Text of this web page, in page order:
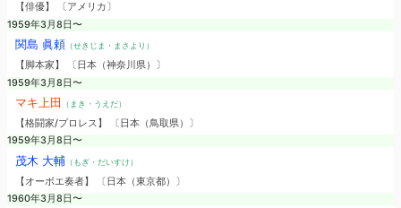
【俳優】 〔アメリカ〕
1959年3月8日〜
関島 眞頼 （せきじま・まさより）
【脚本家】 〔日本（神奈川県）〕
1959年3月8日〜
マキ上田 （まき・うえだ）
【格闘家/プロレス】 〔日本（鳥取県）〕
1959年3月8日〜
茂木 大輔 （もぎ・だいすけ）
【オーボエ奏者】 〔日本（東京都）〕
1960年3月8日〜